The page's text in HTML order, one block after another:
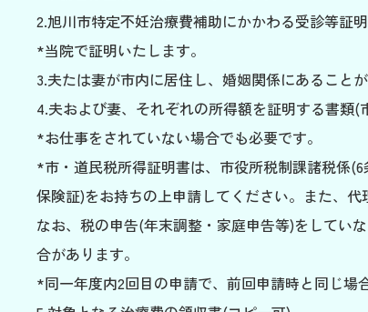
2.旭川市特定不妊治療費補助にかかわる受診等証
*当院で証明いたします。
3.夫たは妻が市内に居住し、婚姻関係にあること
4.夫および妻、それぞれの所得額を証明する書類(
*お仕事をされていない場合でも必要です。
*市・道民税所得証明書は、市役所税制課諸税係
保険証)をお持ちの上申請してください。また、
なお、税の申告(年末調整・家庭申告等)をしてい
合があります。
*同一年度内2回目の申請で、前回申請時と同じ場